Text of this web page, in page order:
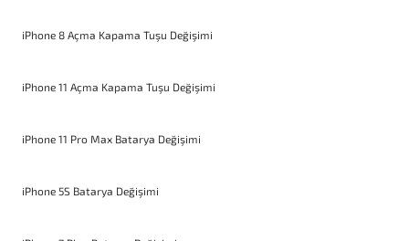
iPhone 8 Açma Kapama Tuşu Değişimi
iPhone 11 Açma Kapama Tuşu Değişimi
iPhone 11 Pro Max Batarya Değişimi
iPhone 5S Batarya Değişimi